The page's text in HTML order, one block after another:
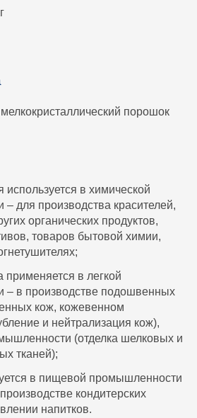
порошок
в химической
для производства красителей,
органических продуктов,
товаров бытовой химии,
в легкой
– в производстве подошвенных
кож, кожевенном
и нейтрализация кож),
(отделка шелковых и
тканей);
в пищевой промышленности
кондитерских
напитков.